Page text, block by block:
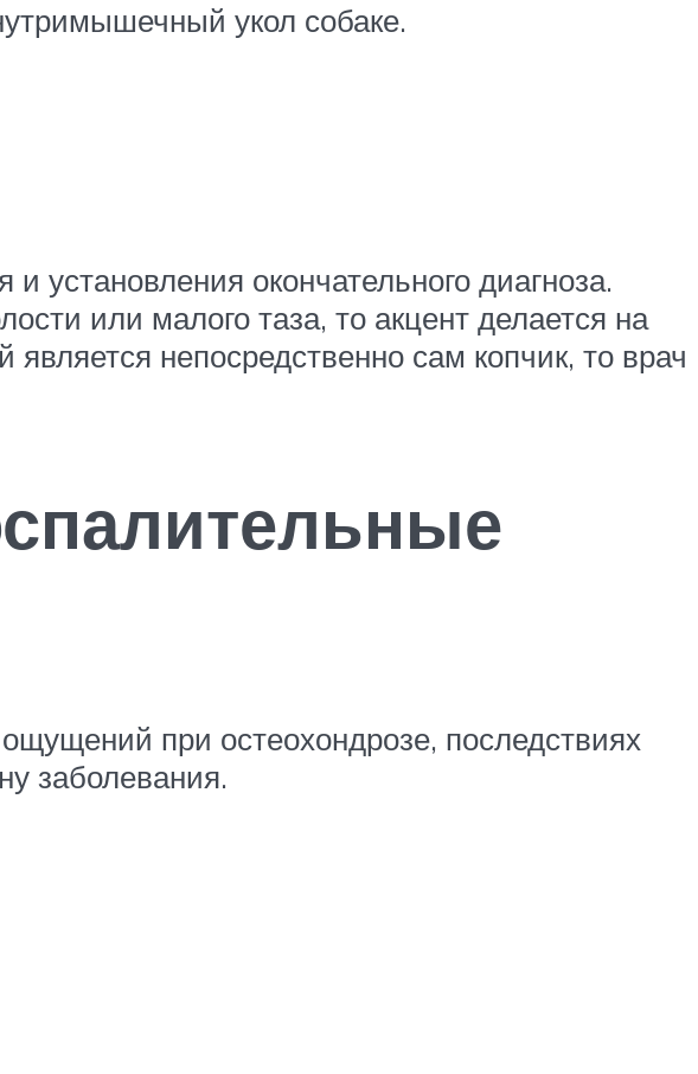
укол собаке.
установления окончательного диагноза.
или малого таза, то акцент делается на
непосредственно сам копчик, то врач
при остеохондрозе, последствиях
заболевания.